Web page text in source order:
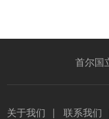
首尔国
关于我们 | 联系我们